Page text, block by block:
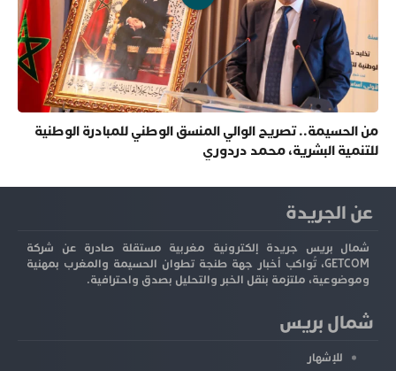
من الحسيمة.. تصريح الوالي المنسق الوطني للمبادرة الوطنية
للتنمية البشرية، محمد دردوري
عن الجريدة
شمال بريس جريدة إلكترونية مغربية مستقلة صادرة عن شركة
GETCOM، تُواكب أخبار جهة طنجة تطوان الحسيمة والمغرب بمهنية
وموضوعية، ملتزمة بنقل الخبر والتحليل بصدق واحترافية.
شمال بريس
للإشهار